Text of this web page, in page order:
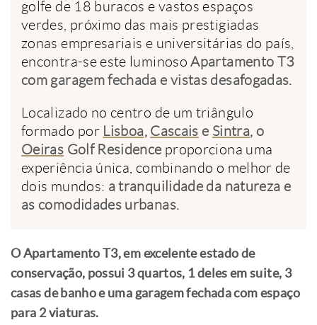
golfe de 18 buracos e vastos espaços
verdes, próximo das mais prestigiadas
zonas empresariais e universitárias do país,
encontra-se este luminosoApartamento T3
com garagem fechada e vistas desafogadas.
Localizado no centro de um triângulo
formado por Lisboa, Cascais e Sintra, o
Oeiras Golf Residence proporciona uma
experiência única, combinando o melhor de
dois mundos: a tranquilidade da natureza e
as comodidades urbanas.
O Apartamento T3, em excelente estado de
conservação, possui 3 quartos, 1 deles em suite, 3
casas de banho e uma garagem fechada com espaço
para 2 viaturas.